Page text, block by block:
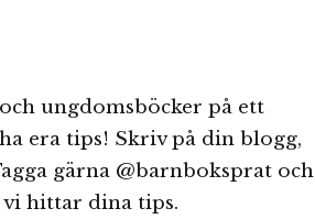
ungdomsböcker på ett
era tips! Skriv på din blogg,
gärna @barnboksprat och
vi hittar dina tips.